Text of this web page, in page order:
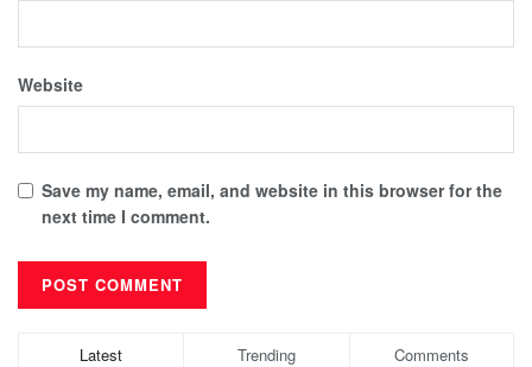
Website
Save my name, email, and website in this browser for the
next time I comment.
Latest Trending Comments